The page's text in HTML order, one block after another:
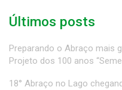
Últimos posts
Preparando o Abraço mais
Projeto dos 100 anos
18° Abraço no Lago